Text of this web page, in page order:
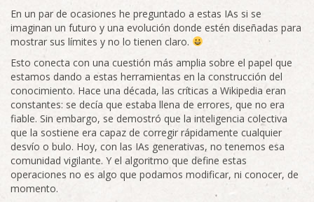
En un par de ocasiones he preguntado a estas IAs si se
imaginan un futuro y una evolución donde estén diseñadas para
mostrar sus límites y no lo tienen claro.
Esto conecta con una cuestión más amplia sobre el papel que
estamos dando a estas herramientas en la construcción del
conocimiento. Hace una década, las críticas a Wikipedia eran
constantes: se decía que estaba llena de errores, que no era
fiable. Sin embargo, se demostró que la inteligencia colectiva
que la sostiene era capaz de corregir rápidamente cualquier
desvío o bulo. Hoy, con las IAs generativas, no tenemos esa
comunidad vigilante. Y el algoritmo que define estas
operaciones no es algo que podamos modificar, ni conocer, de
momento.